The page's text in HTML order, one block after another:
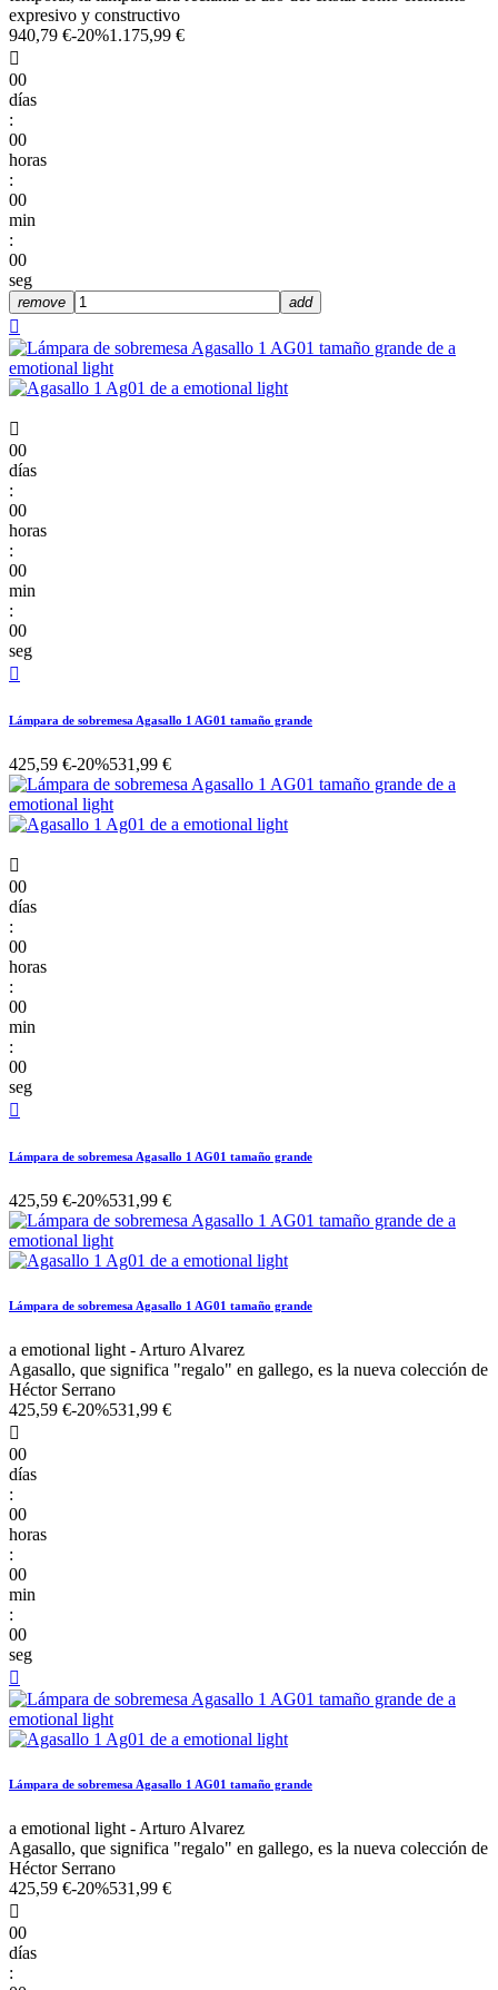
expresivo y constructivo
940,79 €-20%1.175,99 €

00
días
:
00
horas
:
00
min
:
00
seg
remove add


00
días
:
00
horas
:
00
min
:
00
seg

Lámpara de sobremesa Agasallo 1 AG01 tamaño grande
425,59 €-20%531,99 €

00
días
:
00
horas
:
00
min
:
00
seg

Lámpara de sobremesa Agasallo 1 AG01 tamaño grande
425,59 €-20%531,99 €
Lámpara de sobremesa Agasallo 1 AG01 tamaño grande
a emotional light - Arturo Alvarez
Agasallo, que significa "regalo" en gallego, es la nueva colección de
Héctor Serrano
425,59 €-20%531,99 €

00
días
:
00
horas
:
00
min
:
00
seg

Lámpara de sobremesa Agasallo 1 AG01 tamaño grande
a emotional light - Arturo Alvarez
Agasallo, que significa "regalo" en gallego, es la nueva colección de
Héctor Serrano
425,59 €-20%531,99 €

00
días
: